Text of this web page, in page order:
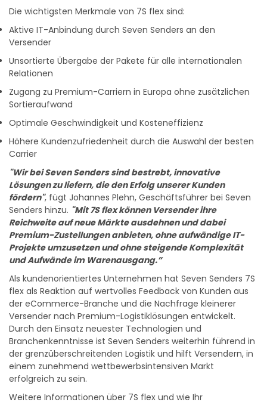
Die wichtigsten Merkmale von 7S flex sind:
Aktive IT-Anbindung durch Seven Senders an den
Versender
Unsortierte Übergabe der Pakete für alle internationalen
Relationen
Zugang zu Premium-Carriern in Europa ohne zusätzlichen
Sortieraufwand
Optimale Geschwindigkeit und Kosteneffizienz
Höhere Kundenzufriedenheit durch die Auswahl der besten
Carrier
"Wir bei Seven Senders sind bestrebt, innovative
Lösungen zu liefern, die den Erfolg unserer Kunden
fördern", fügt Johannes Plehn, Geschäftsführer bei Seven
Senders hinzu. "Mit 7S flex können Versender ihre
Reichweite auf neue Märkte ausdehnen und dabei
Premium-Zustellungen anbieten, ohne aufwändige IT-
Projekte umzusetzen und ohne steigende Komplexität
und Aufwände im Warenausgang.”
Als kundenorientiertes Unternehmen hat Seven Senders 7S
flex als Reaktion auf wertvolles Feedback von Kunden aus
der eCommerce-Branche und die Nachfrage kleinerer
Versender nach Premium-Logistiklösungen entwickelt.
Durch den Einsatz neuester Technologien und
Branchenkenntnisse ist Seven Senders weiterhin führend in
der grenzüberschreitenden Logistik und hilft Versendern, in
einem zunehmend wettbewerbsintensiven Markt
erfolgreich zu sein.
Weitere Informationen über 7S flex und wie Ihr